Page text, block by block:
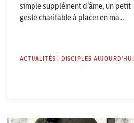
simple supplément d’âme, un petit
geste charitable à placer en ma...
ACTUALITÉS | DISCIPLES AUJOURD'HUI